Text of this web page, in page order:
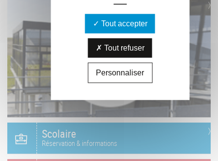
Scolaire
Réservation & informations
Tout accepter
Tout refuser
Personnaliser